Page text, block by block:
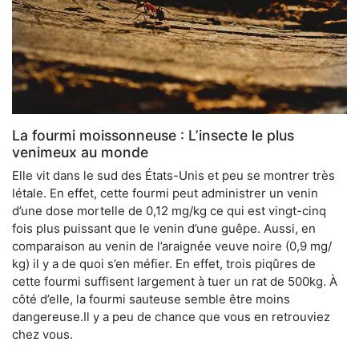
La fourmi moissonneuse : L’insecte le plus
venimeux au monde
Elle vit dans le sud des États-Unis et peu se montrer très
létale. En effet, cette fourmi peut administrer un venin
d’une dose mortelle de 0,12 mg/kg ce qui est vingt-cinq
fois plus puissant que le venin d’une guêpe. Aussi, en
comparaison au venin de l’araignée veuve noire (0,9 mg/
kg) il y a de quoi s’en méfier. En effet, trois piqûres de
cette fourmi suffisent largement à tuer un rat de 500kg. À
côté d’elle, la fourmi sauteuse semble être moins
dangereuse.Il y a peu de chance que vous en retrouviez
chez vous.